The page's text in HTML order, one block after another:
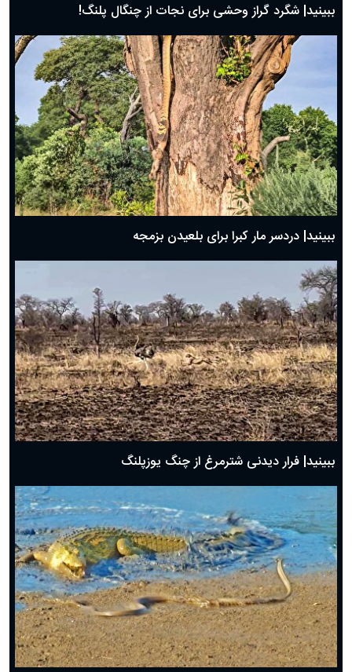
ببینید| شگرد گراز وحشی برای نجات از چنگال پلنگ!
ببینید| دردسر مار کبرا برای بلعیدن بزمجه
ببینید| فرار دیدنی شترمرغ از چنگ یوزپلنگ